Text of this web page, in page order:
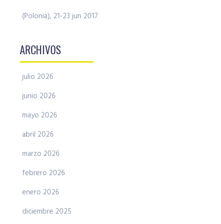
(Polonia), 21-23 jun 2017
ARCHIVOS
julio 2026
junio 2026
mayo 2026
abril 2026
marzo 2026
febrero 2026
enero 2026
diciembre 2025